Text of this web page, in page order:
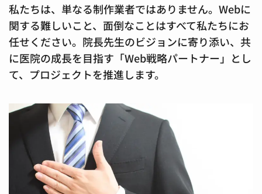
私たちは、単なる制作業者ではありません。Webに
関する難しいこと、面倒なことはすべて私たちにお
任せください。院長先生のビジョンに寄り添い、共
に医院の成長を目指す「Web戦略パートナー」とし
て、プロジェクトを推進します。